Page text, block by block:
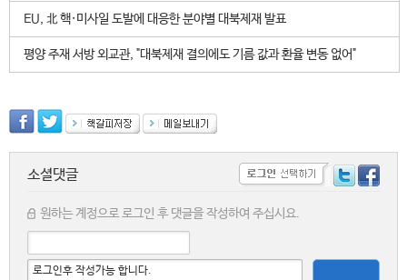
EU, 北 핵·미사일 도발에 대응한 분야별 대북제재 발표
평양 주재 서방 외교관, "대북제재 결의에도 기름 값과 환율 변동 없어"
소셜댓글
원하는 계정으로 로그인 후 댓글을 작성하여 주십시요.